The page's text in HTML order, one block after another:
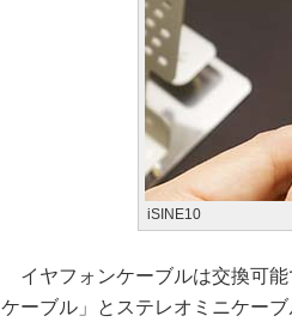
iSINE10
イヤフォンケーブルは交換可
ケーブル」とステレオミニケーブ